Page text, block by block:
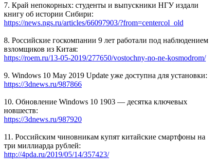
7. Край непокорных: студенты и выпускники НГУ издали
книгу об истории Сибири:
https://news.ngs.ru/articles/66097903/?from=centercol_old
8. Российские госкомпании 9 лет работали под наблюдением
взломщиков из Китая:
https://roem.ru/13-05-2019/277650/vostochny-no-ne-kosmodrom/
9. Windows 10 May 2019 Update уже доступна для установки:
https://3dnews.ru/987866
10. Обновление Windows 10 1903 — десятка ключевых
новшеств:
https://3dnews.ru/987920
11. Российским чиновникам купят китайские смартфоны на
три миллиарда рублей:
http://4pda.ru/2019/05/14/357423/